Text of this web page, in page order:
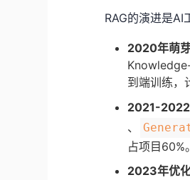
RAG的演进是AI
2020年萌
到端训练，
2021-2022
、
占项目60%。
2023年优